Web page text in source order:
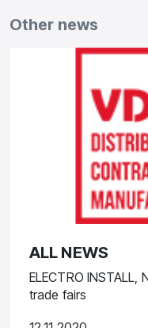
Other news
ALL NEWS
ELECTRO INSTALL,
trade fairs